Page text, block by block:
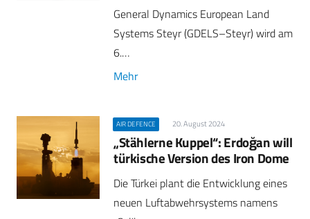
General Dynamics European Land
Systems Steyr (GDELS–Steyr) wird am
6.…
Mehr
AIR DEFENCE 20. August 2024
„Stählerne Kuppel“: Erdoğan will
türkische Version des Iron Dome
Die Türkei plant die Entwicklung eines
neuen Luftabwehrsystems namens